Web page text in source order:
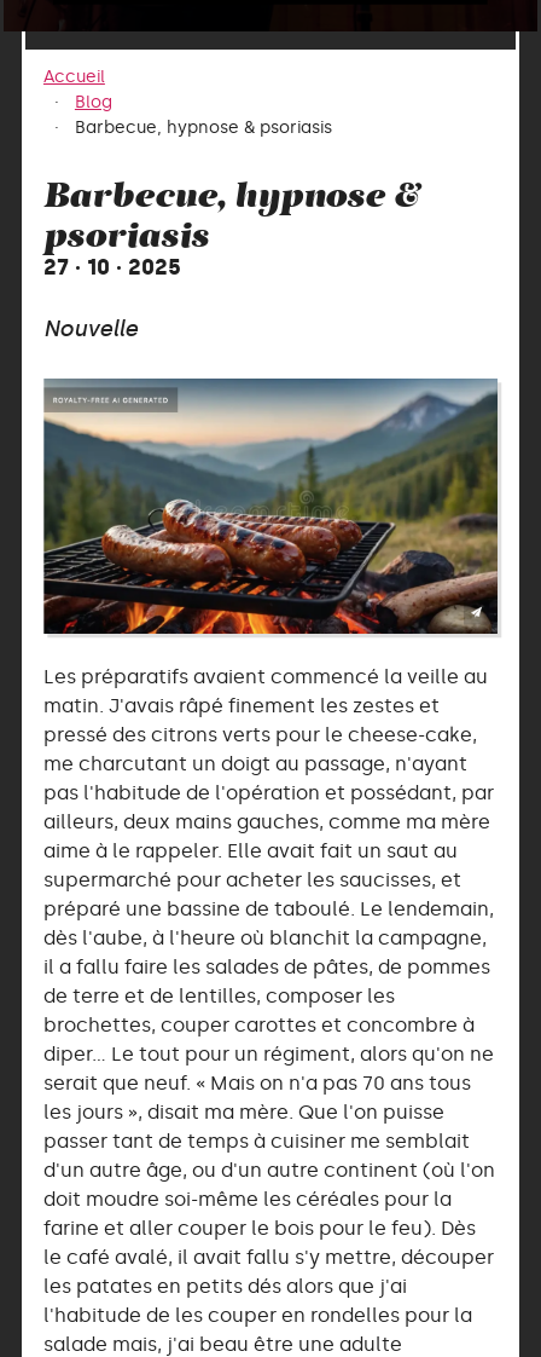
Accueil
Blog
Barbecue, hypnose & psoriasis
Barbecue, hypnose &
psoriasis
27 · 10 · 2025
Nouvelle
Les préparatifs avaient commencé la veille au
matin. J'avais râpé finement les zestes et
pressé des citrons verts pour le cheese-cake,
me charcutant un doigt au passage, n'ayant
pas l'habitude de l'opération et possédant, par
ailleurs, deux mains gauches, comme ma mère
aime à le rappeler. Elle avait fait un saut au
supermarché pour acheter les saucisses, et
préparé une bassine de taboulé. Le lendemain,
dès l'aube, à l'heure où blanchit la campagne,
il a fallu faire les salades de pâtes, de pommes
de terre et de lentilles, composer les
brochettes, couper carottes et concombre à
diper… Le tout pour un régiment, alors qu'on ne
serait que neuf. « Mais on n'a pas 70 ans tous
les jours », disait ma mère. Que l'on puisse
passer tant de temps à cuisiner me semblait
d'un autre âge, ou d'un autre continent (où l'on
doit moudre soi-même les céréales pour la
farine et aller couper le bois pour le feu). Dès
le café avalé, il avait fallu s'y mettre, découper
les patates en petits dés alors que j'ai
l'habitude de les couper en rondelles pour la
salade mais, j'ai beau être une adulte